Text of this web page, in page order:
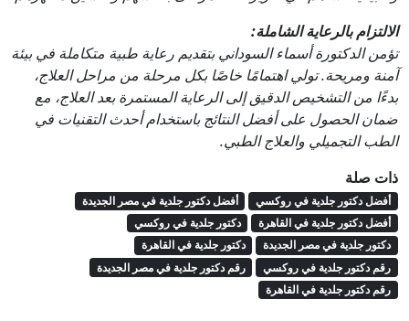
الالتزام بالرعاية الشاملة:
تؤمن الدكتورة أسماء السوداني بتقديم رعاية طبية متكاملة في بيئة
آمنة ومريحة. تولي اهتمامًا خاصًا بكل مرحلة من مراحل العلاج،
بدءًا من التشخيص الدقيق إلى الرعاية المستمرة بعد العلاج، مع
ضمان الحصول على أفضل النتائج باستخدام أحدث التقنيات في
الطب التجميلي والعلاج الطبي.
ذات صلة
أفضل دكتور جلدية في روكسي
أفضل دكتور جلدية في مصر الجديدة
أفضل دكتور جلدية في القاهرة
دكتور جلدية في روكسي
دكتور جلدية في مصر الجديدة
دكتور جلدية في القاهرة
رقم دكتور جلدية في روكسي
رقم دكتور جلدية في مصر الجديدة
رقم دكتور جلدية في القاهرة